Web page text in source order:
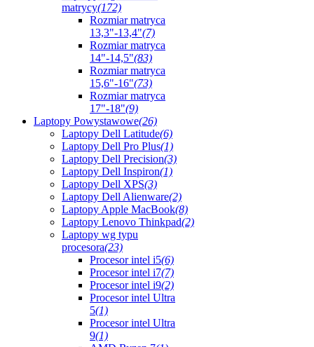
matrycy(172)
Rozmiar matryca
13,3"-13,4"(7)
Rozmiar matryca
14"-14,5"(83)
Rozmiar matryca
15,6"-16"(73)
Rozmiar matryca
17"-18"(9)
Laptopy Powystawowe(26)
Laptopy Dell Latitude(6)
Laptopy Dell Pro Plus(1)
Laptopy Dell Precision(3)
Laptopy Dell Inspiron(1)
Laptopy Dell XPS(3)
Laptopy Dell Alienware(2)
Laptopy Apple MacBook(8)
Laptopy Lenovo Thinkpad(2)
Laptopy wg typu
procesora(23)
Procesor intel i5(6)
Procesor intel i7(7)
Procesor intel i9(2)
Procesor intel Ultra
5(1)
Procesor intel Ultra
9(1)